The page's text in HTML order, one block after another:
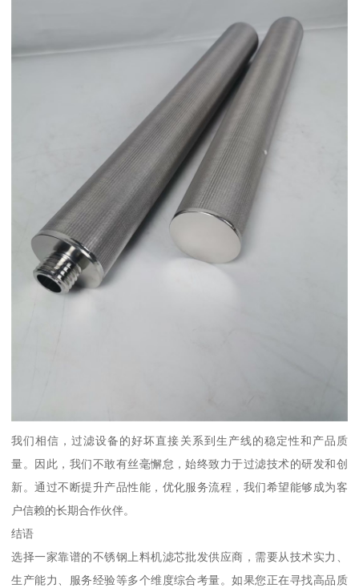
我们相信，过滤设备的好坏直接关系到生产线的稳定性和产品质
量。因此，我们不敢有丝毫懈怠，始终致力于过滤技术的研发和创
新。通过不断提升产品性能，优化服务流程，我们希望能够成为客
户信赖的长期合作伙伴。
结语
选择一家靠谱的不锈钢上料机滤芯批发供应商，需要从技术实力、
生产能力、服务经验等多个维度综合考量。如果您正在寻找高品质